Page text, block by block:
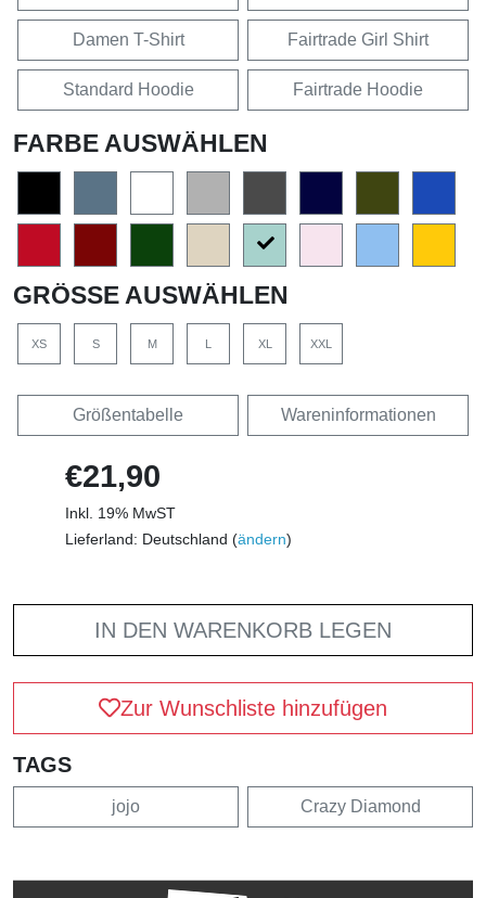
Damen T-Shirt Fairtrade Girl Shirt
Standard Hoodie Fairtrade Hoodie
FARBE AUSWÄHLEN
GRÖSSE AUSWÄHLEN
XS S M L XL XXL
Größentabelle Wareninformationen
€21,90
Inkl. 19% MwST
Lieferland: Deutschland (ändern)
IN DEN WARENKORB LEGEN
Zur Wunschliste hinzufügen
TAGS
jojo Crazy Diamond